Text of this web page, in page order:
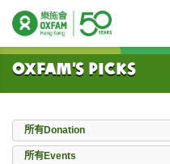
開始主要內容
Oxfam’s Picks
Donation
所有Donation
Events
所有Events